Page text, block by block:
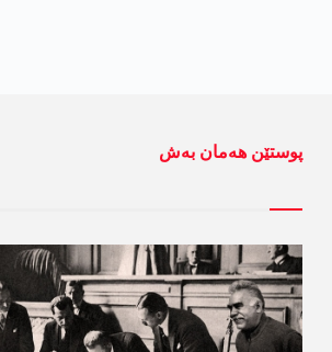
پوستێن ھەمان بەش